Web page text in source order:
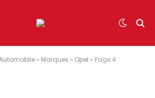
» Marques » Opel » Page 4